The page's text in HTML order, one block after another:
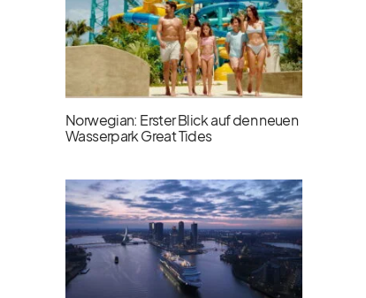
Norwegian: Erster Blick auf den neuen
Wasserpark Great Tides